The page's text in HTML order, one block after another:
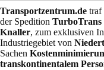
Transportzentrum.de traf
der Spedition TurboTrans
Knaller, zum exklusiven
Industriegebiet von
Sachen
transkontinentalem